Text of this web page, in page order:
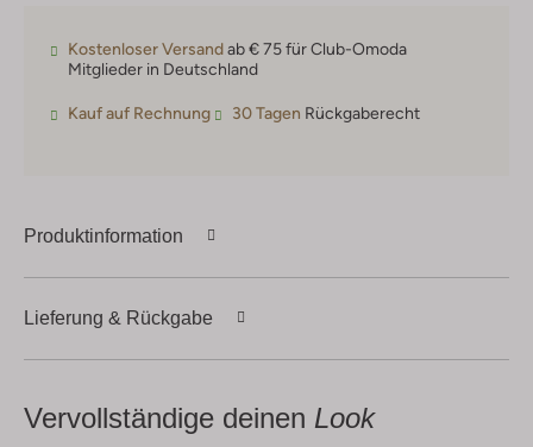
Kostenloser Versandab € 75 für Club-Omoda
Mitglieder in Deutschland
Kauf auf Rechnung 30 Tagen Rückgaberecht
Produktinformation
Lieferung & Rückgabe
Vervollständige deinen Look